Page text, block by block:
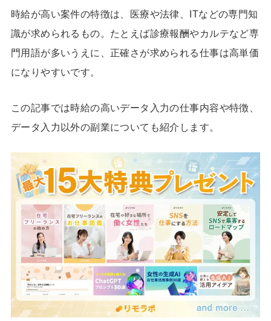
時給が高い案件の特徴は、医療や法律、ITなどの専門知
識が求められるもの。たとえば診療報酬やカルテなど専
門用語が多いうえに、正確さが求められる仕事は高単価
になりやすいです。
この記事では時給の高いデータ入力の仕事内容や特徴、
データ入力以外の副業についても紹介します。